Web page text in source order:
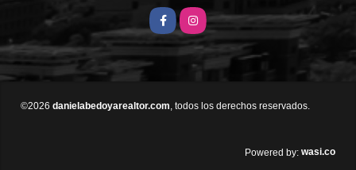
FacebookInstagram
©2026 danielabedoyarealtor.com, todos los derechos reservados.
Powered by: wasi.co